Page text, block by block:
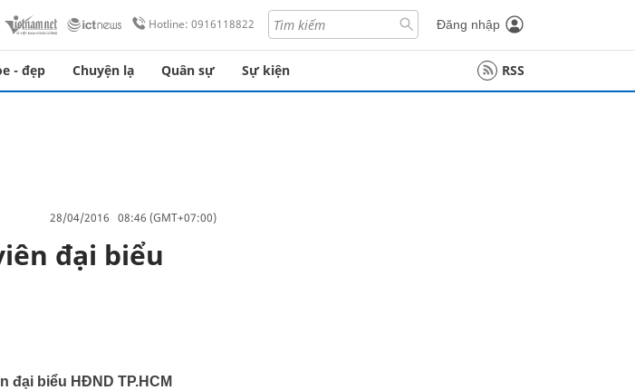
Hotline: 0916118822 Đăng nhập
- đẹp Chuyện lạ Quân sự Sự kiện RSS
28/04/2016 08:46 (GMT+07:00)
đại biểu
đại biểu HĐND TP.HCM